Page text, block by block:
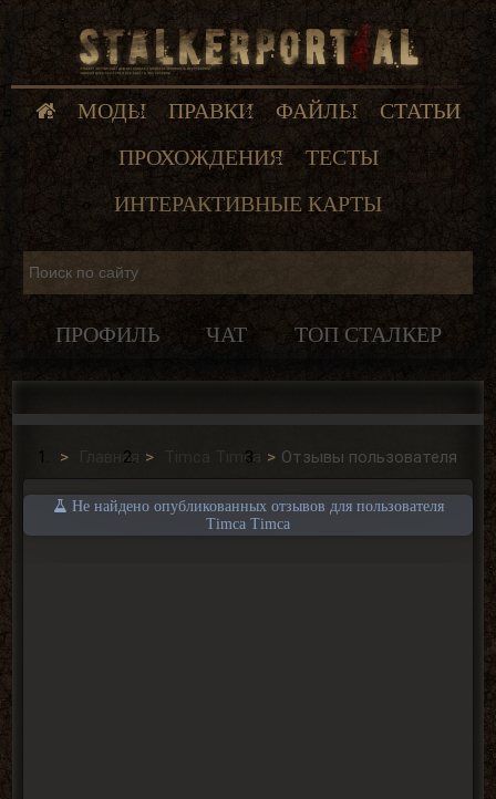
МОДЫ ПРАВКИ ФАЙЛЫ
СТАТЬИ
ПРОХОЖДЕНИЯ
ТЕСТЫ
ИНТЕРАКТИВНЫЕ КАРТЫ
ПРОФИЛЬ ЧАТ ТОП СТАЛКЕР
Главная Timca Timca Отзывы пользователя
Не найдено опубликованных отзывов для пользователя
Timca Timca